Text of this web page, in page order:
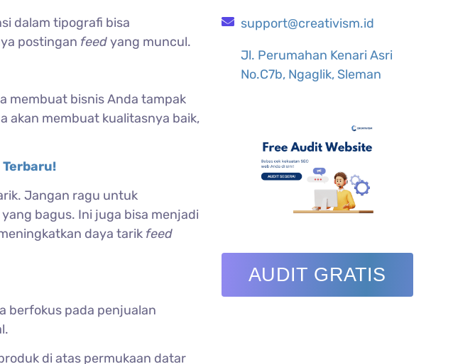
dalam tipografi bisa
postingan feedyang muncul.
membuat bisnis Anda tampak
akan membuat kualitasnya baik,
Jangan ragu untuk
yang bagus. Ini juga bisa menjadi
daya tarik feed
berfokus pada penjualan
di atas permukaan datar
support@creativism.id
Jl. Perumahan Kenari Asri
No.C7b, Ngaglik, Sleman
AUDIT GRATIS